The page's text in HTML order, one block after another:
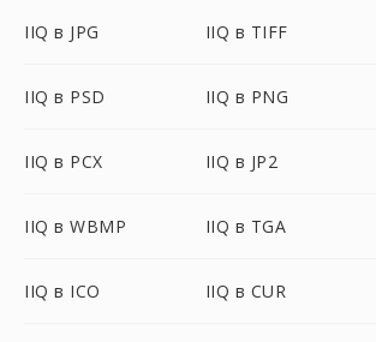
IIQ в JPG IIQ в TIFF
IIQ в PSD IIQ в PNG
IIQ в PCX IIQ в JP2
IIQ в WBMP IIQ в TGA
IIQ в ICO IIQ в CUR